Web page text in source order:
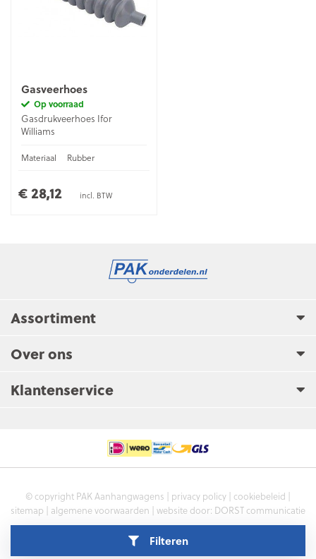
Filteren
Gasveerhoes
Op voorraad
Gasdrukveerhoes Ifor
Williams
Materiaal Rubber
€ 28,12 incl. BTW
Assortiment
Over ons
Klantenservice
© copyright PAK Aanhangwagens | privacy policy | cookiebeleid |
sitemap | algemene voorwaarden | website door: DORST communicatie